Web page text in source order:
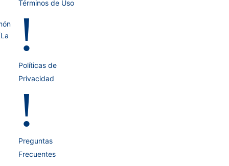
Términos de Uso
!
Políticas de
Privacidad
!
Preguntas
Frecuentes